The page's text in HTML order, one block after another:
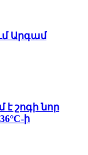
Արգամ
շոգի նոր
ի